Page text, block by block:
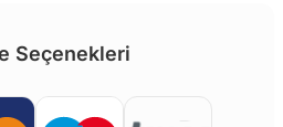
Seçenekleri